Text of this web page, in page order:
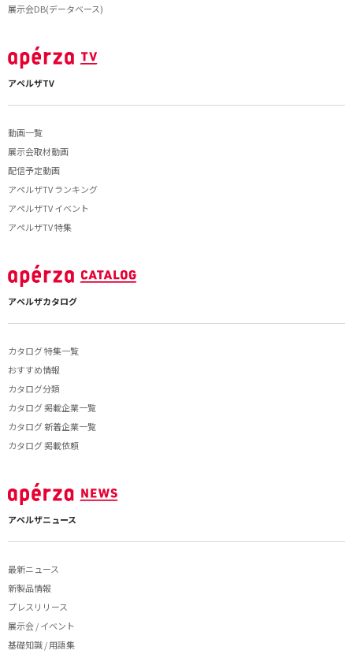
展示会DB(データベース)
アペルザTV
動画一覧
展示会取材動画
配信予定動画
アペルザTV ランキング
アペルザTV イベント
アペルザTV 特集
アペルザカタログ
カタログ 特集一覧
おすすめ情報
カタログ分類
カタログ 掲載企業一覧
カタログ 新着企業一覧
カタログ 掲載依頼
アペルザニュース
最新ニュース
新製品情報
プレスリリース
展示会 / イベント
基礎知識 / 用語集